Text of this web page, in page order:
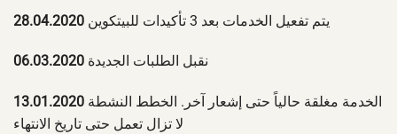
28.04.2020 يتم تفعيل الخدمات بعد 3 تأكيدات للبيتكوين
06.03.2020 نقبل الطلبات الجديدة
13.01.2020
لا تزال تعمل حتى تاريخ الانتهاء